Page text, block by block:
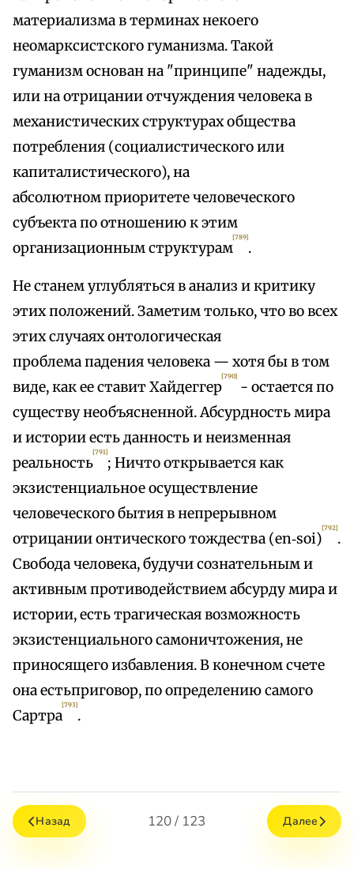
материализма в терминах некоего
неомарксистского гуманизма. Такой
гуманизм основан на "принципе" надежды,
или на отрицании отчуждения человека в
механистических структурах общества
потребления (социалистического или
капиталистического), на
абсолютном приоритете человеческого
субъекта по отношению к этим
организационным структурам
[789]
.
Не станем углубляться в анализ и критику
этих положений. Заметим только, что во всех
этих случаях онтологическая
проблема падения человека — хотя бы в том
виде, как ее ставит Хайдеггер
[790]
- остается по
существу необъясненной. Абсурдность мира
и истории есть данность и неизменная
реальность
[791]
; Ничто открывается как
экзистенциальное осуществление
человеческого бытия в непрерывном
отрицании онтического тождества (en‑soi)
[792]
.
Свобода человека, будучи сознательным и
активным противодействием абсурду мира и
истории, есть трагическая возможность
экзистенциального самоничтожения, не
приносящего избавления. В конечном счете
она естьприговор, по определению самого
Сартра
[793]
.
Назад 120 / 123 Далее